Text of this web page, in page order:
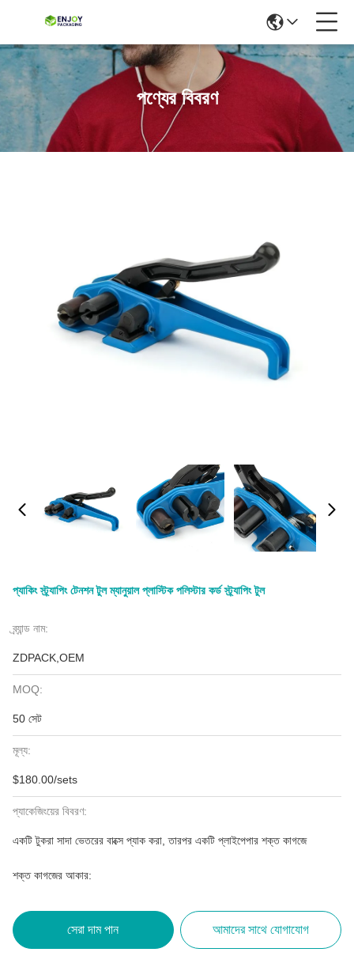
পণ্যের বিবরণ
প্যাকিং স্ট্র্যাপিং টেনশন টুল ম্যানুয়াল প্লাস্টিক পলিস্টার কর্ড স্ট্র্যাপিং টুল
ব্র্যান্ড নাম:
ZDPACK,OEM
MOQ:
50 সেট
মূল্য:
$180.00/sets
প্যাকেজিংয়ের বিবরণ:
একটি টুকরা সাদা ভেতরের বাক্সে প্যাক করা, তারপর একটি প্লাইপেপার শক্ত কাগজে
শক্ত কাগজের আকার:
সেরা দাম পান আমাদের সাথে যোগাযোগ